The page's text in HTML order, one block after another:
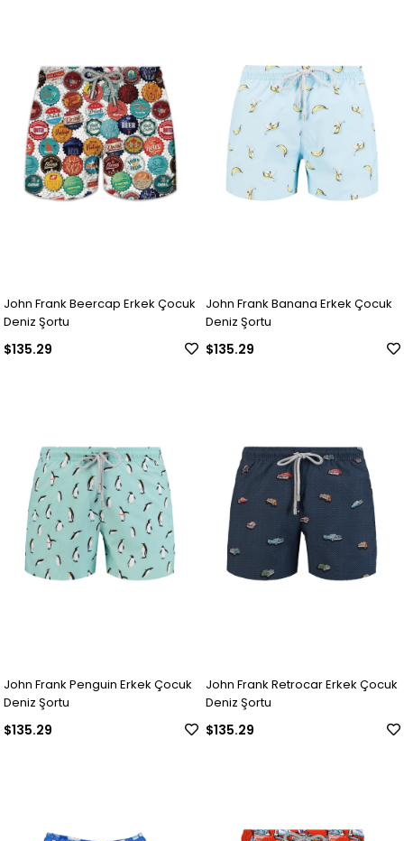
John Frank Beercap Erkek Çocuk
Deniz Şortu
$135.29
John Frank Banana Erkek Çocuk
Deniz Şortu
$135.29
John Frank Penguin Erkek Çocuk
Deniz Şortu
$135.29
John Frank Retrocar Erkek Çocuk
Deniz Şortu
$135.29